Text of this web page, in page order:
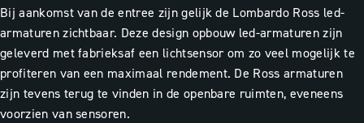
Bij aankomst van de entree zijn gelijk de Lombardo Ross led-
armaturen zichtbaar. Deze design opbouw led-armaturen zijn
geleverd met fabrieksaf een lichtsensor om zo veel mogelijk te
profiteren van een maximaal rendement. De Ross armaturen
zijn tevens terug te vinden in de openbare ruimten, eveneens
voorzien van sensoren.